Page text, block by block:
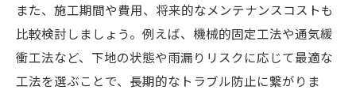
また、施工期間や費用、将来的なメンテナンスコストも
比較検討しましょう。例えば、機械的固定工法や通気緩
衝工法など、下地の状態や雨漏りリスクに応じて最適な
工法を選ぶことで、長期的なトラブル防止に繋がりま